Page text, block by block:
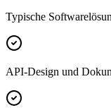
Typische
API-Design und